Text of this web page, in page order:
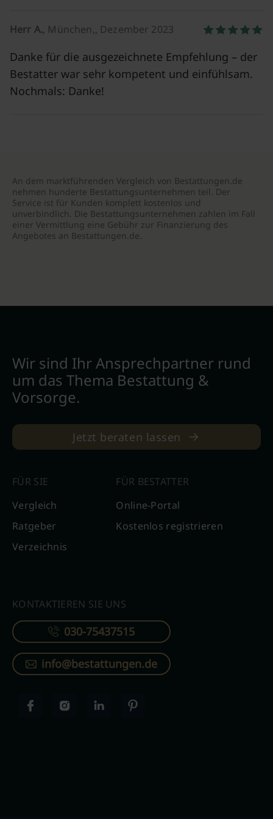
Herr A., München,, Dezember 2023
Danke für die ausgezeichnete Empfehlung – der
Bestatter war sehr kompetent und einfühlsam.
Nochmals: Danke!
An dem marktführenden Vergleich von Bestattungen.de
nehmen hunderte Bestattungsunternehmen teil. Der
Service ist für Kunden komplett kostenlos und
unverbindlich. Die Bestattungsunternehmen zahlen im Fall
einer Vermittlung eine Gebühr zur Finanzierung des
Angebotes an Bestattungen.de.
Wir sind Ihr Ansprechpartner rund
um das Thema Bestattung &
Vorsorge.
Jetzt beraten lassen
FÜR SIE
Vergleich
Ratgeber
Verzeichnis
FÜR BESTATTER
Online-Portal
Kostenlos registrieren
KONTAKTIEREN SIE UNS
030-75437515
info@bestattungen.de